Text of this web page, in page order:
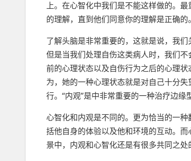
上。在心智化中我们是不能这样做的。
的理解，直到他们同意你的理解是正确
了解头脑是非常重要的，这就是说，我
但是当我们处理自伤这类病人时，我们
前的心理状态以及自伤行为之后的心理
为，她的一种心理状态就是对自己十分
行。“内观”是中非常重要的一种治疗边缘
心智化和内观是不同的。更为恰当的一
括他自身的体验以及他和环境的互动。
景中，内观和心智化还是有很多共同之处